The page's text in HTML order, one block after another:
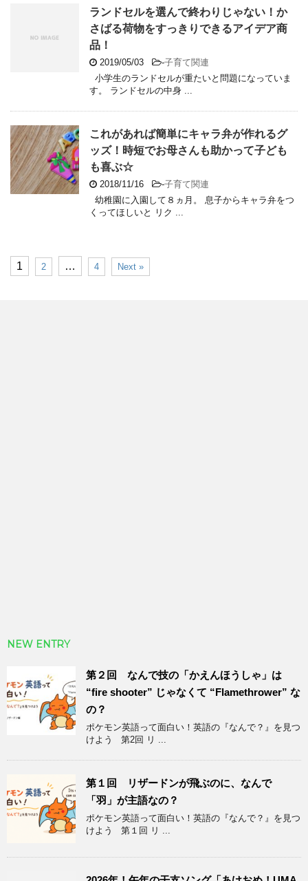
ランドセルを選んで終わりじゃない！か
さばる荷物をすっきりできるアイデア商
品！
2019/05/03 -子育て関連
小学生のランドセルが重たいと問題になっていま
す。 ランドセルの中身 ...
これがあれば簡単にキャラ弁が作れるグ
ッズ！時短でお母さんも助かって子ども
も喜ぶ☆
2018/11/16 -子育て関連
幼稚園に入園して８ヵ月。 息子からキャラ弁をつ
くってほしいと リク ...
1 2 … 4 Next »
NEW ENTRY
第２回 なんで技の「かえんほうしゃ」は
“fire shooter” じゃなくて “Flamethrower” な
の？
ポケモン英語って面白い！英語の『なんで？』を見つ
けよう 第2回 リ ...
第１回 リザードンが飛ぶのに、なんで
「羽」が主語なの？
ポケモン英語って面白い！英語の『なんで？』を見つ
けよう 第１回 リ ...